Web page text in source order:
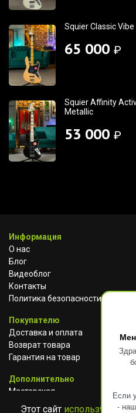
Если
-
Squier Classic
65 000 ₽
Squier Affinity
Metallic
53 000 ₽
Информация
О нас
Блог
Видеоблог
Контакты
Политика безопасности
Покупателю
Доставка и оплата
Возврат товара
Гарантия на товар
Дополнительно
Мастерская
Сотрудничество
Этот сайт использует